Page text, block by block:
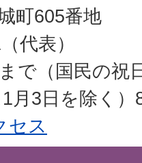
町605番地
代表）
で（国民の祝
月3日を除く
セス